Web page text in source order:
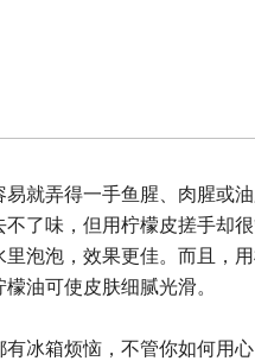
易就弄得一手鱼腥、肉腥或
了味，但用柠檬皮搓手却很
里泡泡，效果更佳。而且，
油可使皮肤细腻光滑。
有冰箱烦恼，不管你如何用